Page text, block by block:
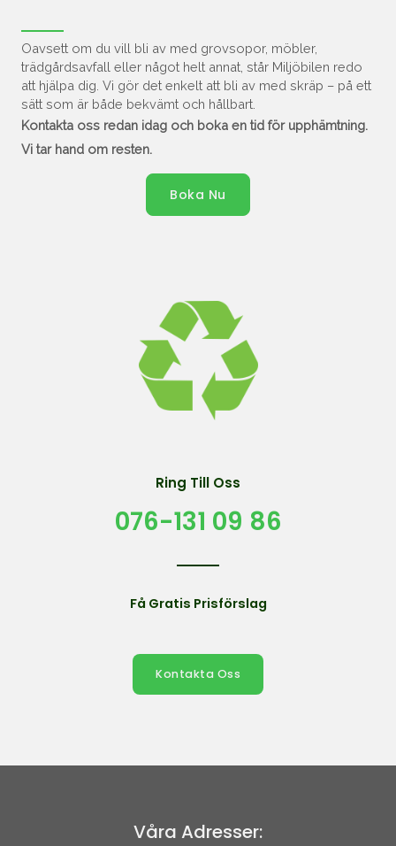
Oavsett om du vill bli av med grovsopor, möbler,
trädgårdsavfall eller något helt annat, står Miljöbilen redo
att hjälpa dig. Vi gör det enkelt att bli av med skräp – på ett
sätt som är både bekvämt och hållbart.
Kontakta oss redan idag och boka en tid för upphämtning.
Vi tar hand om resten.
Boka Nu
Ring Till Oss
076-131 09 86
Få Gratis Prisförslag
Kontakta Oss
Våra Adresser: